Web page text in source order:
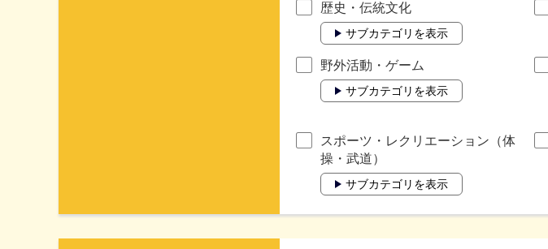
歴史・伝統文化
サブカテゴリを表示
野外活動・ゲーム
サブカテゴリを表示
スポーツ・レクリエーション（体
操・武道）
サブカテゴリを表示